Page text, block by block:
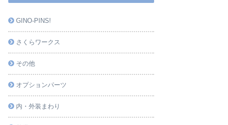
GINO-PINS!
さくらワークス
その他
オプションパーツ
内・外装まわり